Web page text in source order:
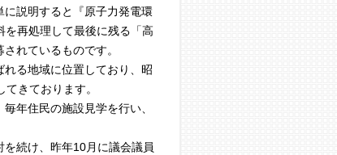
説明すると『原子力発電環
再処理して最後に残る「高
れているものです。
る地域に位置しており、昭
てきております。
年住民の施設見学を行い、
続け、昨年10月に議会議員